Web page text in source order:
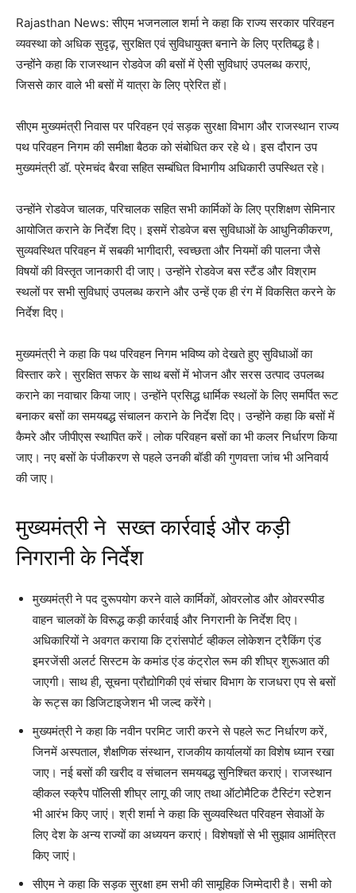
Rajasthan News: सीएम भजनलाल शर्मा ने कहा कि राज्य सरकार परिवहन
व्यवस्था को अधिक सुदृढ़, सुरक्षित एवं सुविधायुक्त बनाने के लिए प्रतिबद्ध है।
उन्होंने कहा कि राजस्थान रोडवेज की बसों में ऐसी सुविधाएं उपलब्ध कराएं,
जिससे कार वाले भी बसों में यात्रा के लिए प्रेरित हों।
सीएम मुख्यमंत्री निवास पर परिवहन एवं सड़क सुरक्षा विभाग और राजस्थान राज्य
पथ परिवहन निगम की समीक्षा बैठक को संबोधित कर रहे थे। इस दौरान उप
मुख्यमंत्री डॉ. प्रेमचंद बैरवा सहित सम्बंधित विभागीय अधिकारी उपस्थित रहे।
उन्होंने रोडवेज चालक, परिचालक सहित सभी कार्मिकों के लिए प्रशिक्षण सेमिनार
आयोजित कराने के निर्देश दिए। इसमें रोडवेज बस सुविधाओं के आधुनिकीकरण,
सुव्यवस्थित परिवहन में सबकी भागीदारी, स्वच्छता और नियमों की पालना जैसे
विषयों की विस्तृत जानकारी दी जाए। उन्होंने रोडवेज बस स्टैंड और विश्राम
स्थलों पर सभी सुविधाएं उपलब्ध कराने और उन्हें एक ही रंग में विकसित करने के
निर्देश दिए।
मुख्यमंत्री ने कहा कि पथ परिवहन निगम भविष्य को देखते हुए सुविधाओं का
विस्तार करे। सुरक्षित सफर के साथ बसों में भोजन और सरस उत्पाद उपलब्ध
कराने का नवाचार किया जाए। उन्होंने प्रसिद्ध धार्मिक स्थलों के लिए समर्पित रूट
बनाकर बसों का समयबद्ध संचालन कराने के निर्देश दिए। उन्होंने कहा कि बसों में
कैमरे और जीपीएस स्थापित करें। लोक परिवहन बसों का भी कलर निर्धारण किया
जाए। नए बसों के पंजीकरण से पहले उनकी बॉडी की गुणवत्ता जांच भी अनिवार्य
की जाए।
मुख्यमंत्री ने सख्त कार्रवाई और कड़ी
निगरानी के निर्देश
मुख्यमंत्री ने पद दुरूपयोग करने वाले कार्मिकों, ओवरलोड और ओवरस्पीड
वाहन चालकों के विरूद्ध कड़ी कार्रवाई और निगरानी के निर्देश दिए।
अधिकारियों ने अवगत कराया कि ट्रांसपोर्ट व्हीकल लोकेशन ट्रैकिंग एंड
इमरजेंसी अलर्ट सिस्टम के कमांड एंड कंट्रोल रूम की शीघ्र शुरूआत की
जाएगी। साथ ही, सूचना प्रौद्योगिकी एवं संचार विभाग के राजधरा एप से बसों
के रूट्स का डिजिटाइजेशन भी जल्द करेंगे।
मुख्यमंत्री ने कहा कि नवीन परमिट जारी करने से पहले रूट निर्धारण करें,
जिनमें अस्पताल, शैक्षणिक संस्थान, राजकीय कार्यालयों का विशेष ध्यान रखा
जाए। नई बसों की खरीद व संचालन समयबद्ध सुनिश्चित कराएं। राजस्थान
व्हीकल स्क्रैप पॉलिसी शीघ्र लागू की जाए तथा ऑटोमैटिक टैस्टिंग स्टेशन
भी आरंभ किए जाएं। श्री शर्मा ने कहा कि सुव्यवस्थित परिवहन सेवाओं के
लिए देश के अन्य राज्यों का अध्ययन कराएं। विशेषज्ञों से भी सुझाव आमंत्रित
किए जाएं।
सीएम ने कहा कि सड़क सुरक्षा हम सभी की सामूहिक जिम्मेदारी है। सभी को